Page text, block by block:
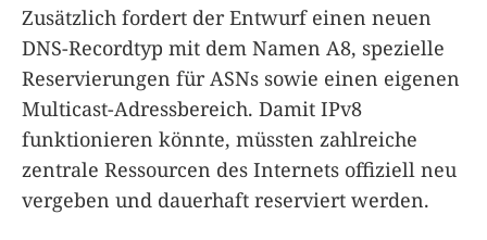
Zusätzlich fordert der Entwurf einen neuen
DNS-Recordtyp mit dem Namen A8, spezielle
Reservierungen für ASNs sowie einen eigenen
Multicast-Adressbereich. Damit IPv8
funktionieren könnte, müssten zahlreiche
zentrale Ressourcen des Internets offiziell neu
vergeben und dauerhaft reserviert werden.